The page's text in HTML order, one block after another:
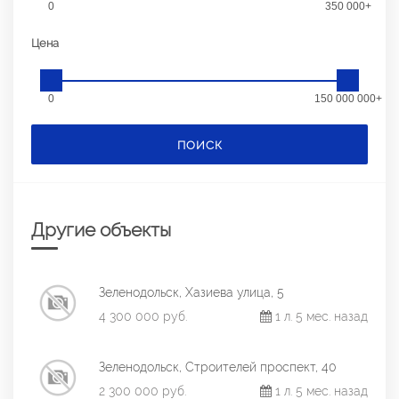
0 350 000+
Цена
0 150 000 000+
ПОИСК
Другие объекты
Зеленодольск, Хазиева улица, 5
4 300 000 руб.
1 л. 5 мес. назад
Зеленодольск, Строителей проспект, 40
2 300 000 руб.
1 л. 5 мес. назад